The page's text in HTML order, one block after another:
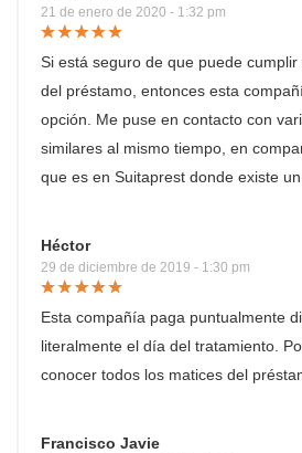
21 de enero de 2020 - 1:32 pm
Si está seguro de que puede
del préstamo, entonces esta
opción. Me puse en contacto con
similares al mismo tiempo, en
que es en Suitaprest donde existe
Héctor
29 de diciembre de 2019 - 1:30 pm
Esta compañía paga puntualmente
literalmente el día del tratamiento.
conocer todos los matices del
Francisco Javie